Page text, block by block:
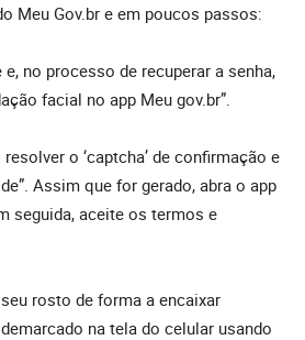
Meu Gov.br e em poucos passos:
no processo de recuperar a senha,
facial no app Meu gov.br”.
o ‘captcha’ de confirmação e
Assim que for gerado, abra o app
seguida, aceite os termos e
rosto de forma a encaixar
na tela do celular usando